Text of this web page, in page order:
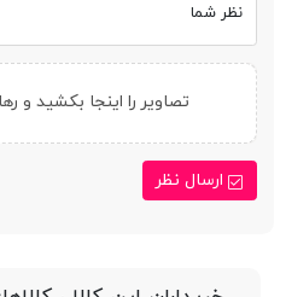
نظر شما
تصاویر را اینجا بکشید و
ارسال نظر